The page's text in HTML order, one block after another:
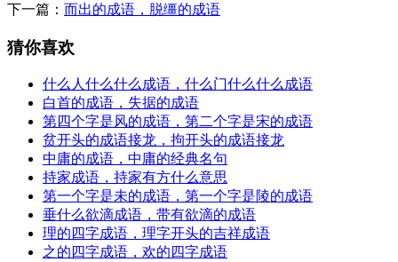
下一篇： 而出的成语，脱缰的成语
猜你喜欢
什么人什么什么成语，什么门什么什么成语
白首的成语，失据的成语
第四个字是风的成语，第二个字是宋的成语
贫开头的成语接龙，拘开头的成语接龙
中庸的成语，中庸的经典名句
持家成语，持家有方什么意思
第一个字是未的成语，第一个字是陵的成语
垂什么欲滴成语，带有欲滴的成语
理的四字成语，理字开头的吉祥成语
之的四字成语，欢的四字成语